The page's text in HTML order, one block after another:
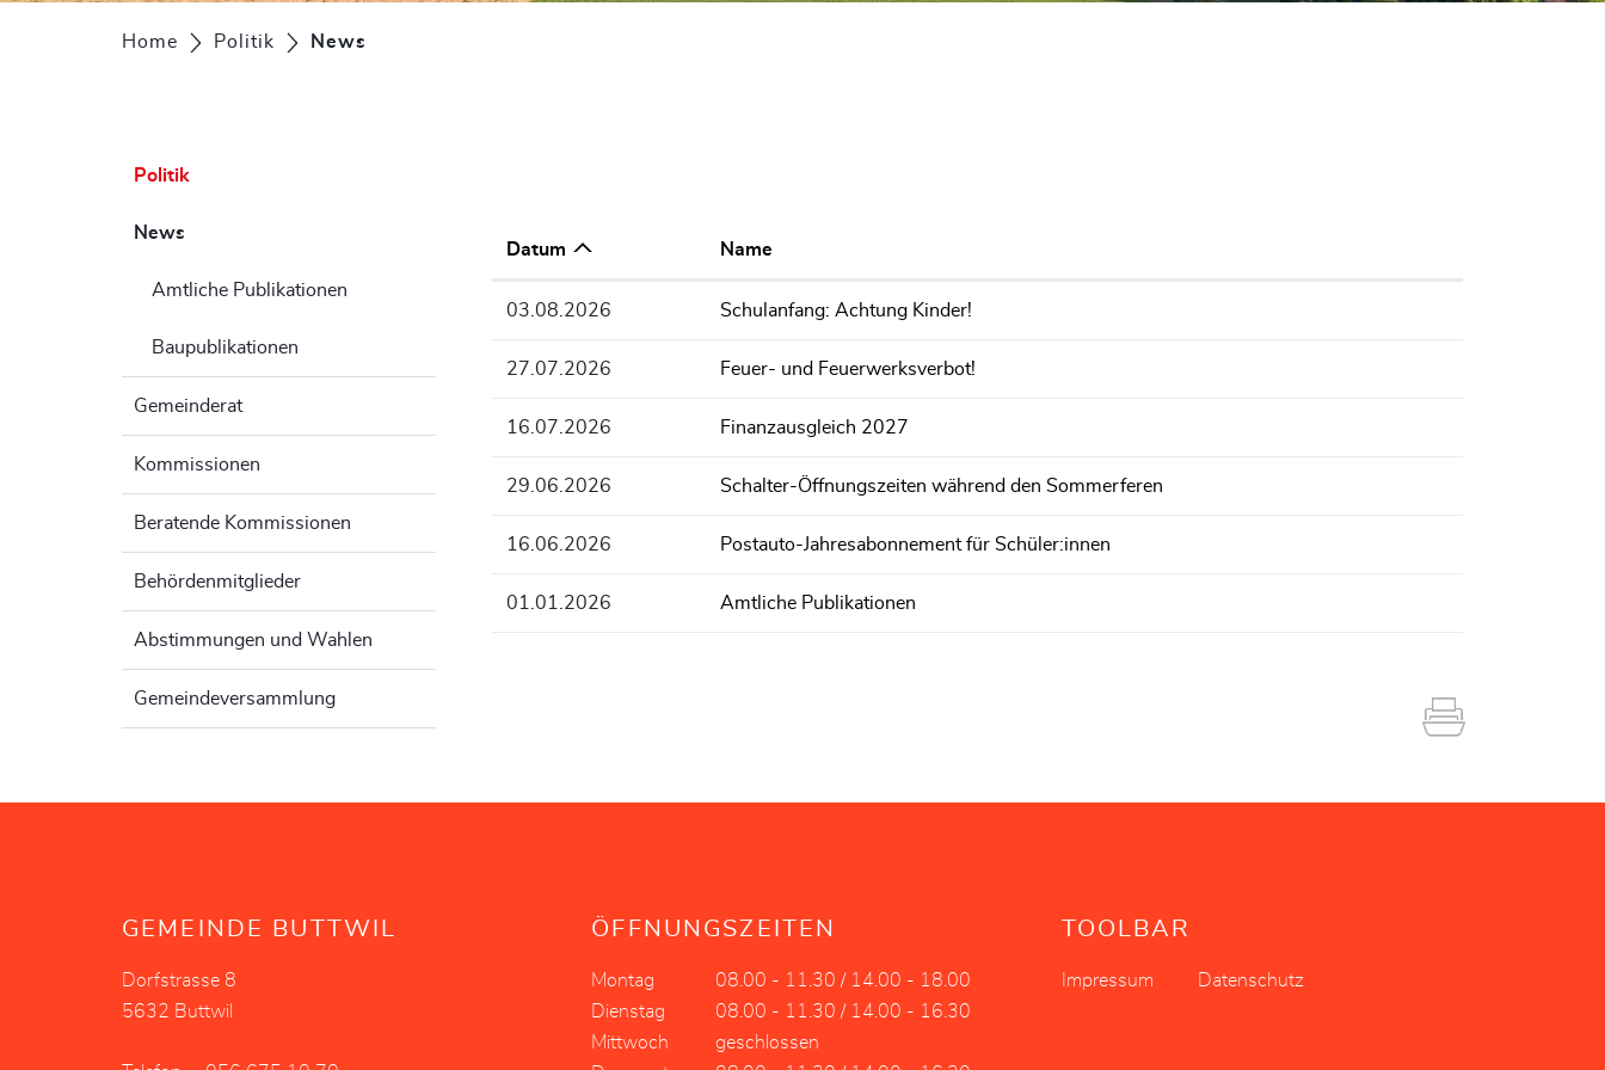
Home Politik News
Politik
News
Amtliche Publikationen
Baupublikationen
Gemeinderat
Kommissionen
Beratende Kommissionen
Behördenmitglieder
Abstimmungen und Wahlen
Gemeindeversammlung
Datum Name
03.08.2026 Schulanfang: Achtung Kinder!
27.07.2026 Feuer- und Feuerwerksverbot!
16.07.2026 Finanzausgleich 2027
29.06.2026 Schalter-Öffnungszeiten während den Sommerferen
16.06.2026 Postauto-Jahresabonnement für Schüler:innen
01.01.2026 Amtliche Publikationen
Fusszeile
GEMEINDE BUTTWIL
Dorfstrasse 8
5632 Buttwil
ÖFFNUNGSZEITEN
Montag
08.00 - 11.30 / 14.00 - 18.00
Dienstag
08.00 - 11.30 / 14.00 - 16.30
Mittwoch
geschlossen
TOOLBAR
Impressum Datenschutz